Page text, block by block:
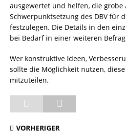
ausgewertet und helfen, die
Schwerpunktsetzung des DBV für
festzulegen. Die Details in den
bei Bedarf in einer weiteren
Wer konstruktive Ideen,
sollte die Möglichkeit nutzen, diese
mitzuteilen.
VORHERIGER